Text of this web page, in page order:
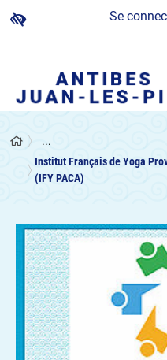
Se
...
Institut Français de Yoga
(IFY PACA)